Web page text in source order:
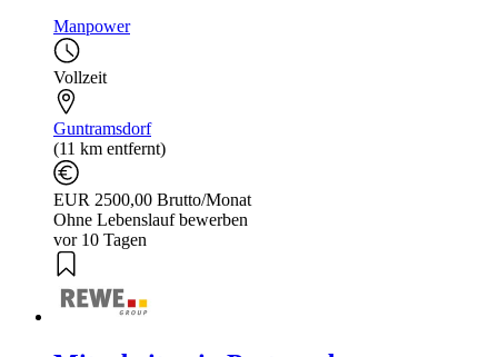
Manpower
Vollzeit
Guntramsdorf
(11 km entfernt)
EUR 2500,00 Brutto/Monat
Ohne Lebenslauf bewerben
vor 10 Tagen